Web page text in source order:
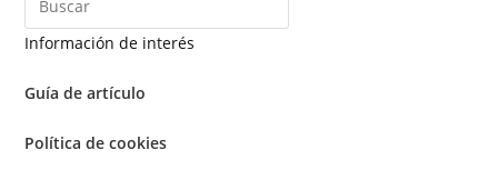
Información de interés
Guía de artículo
Política de cookies